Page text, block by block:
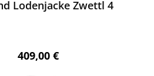
Lodenjacke Zwettl 4
Regulärer Preis:
409,00 €